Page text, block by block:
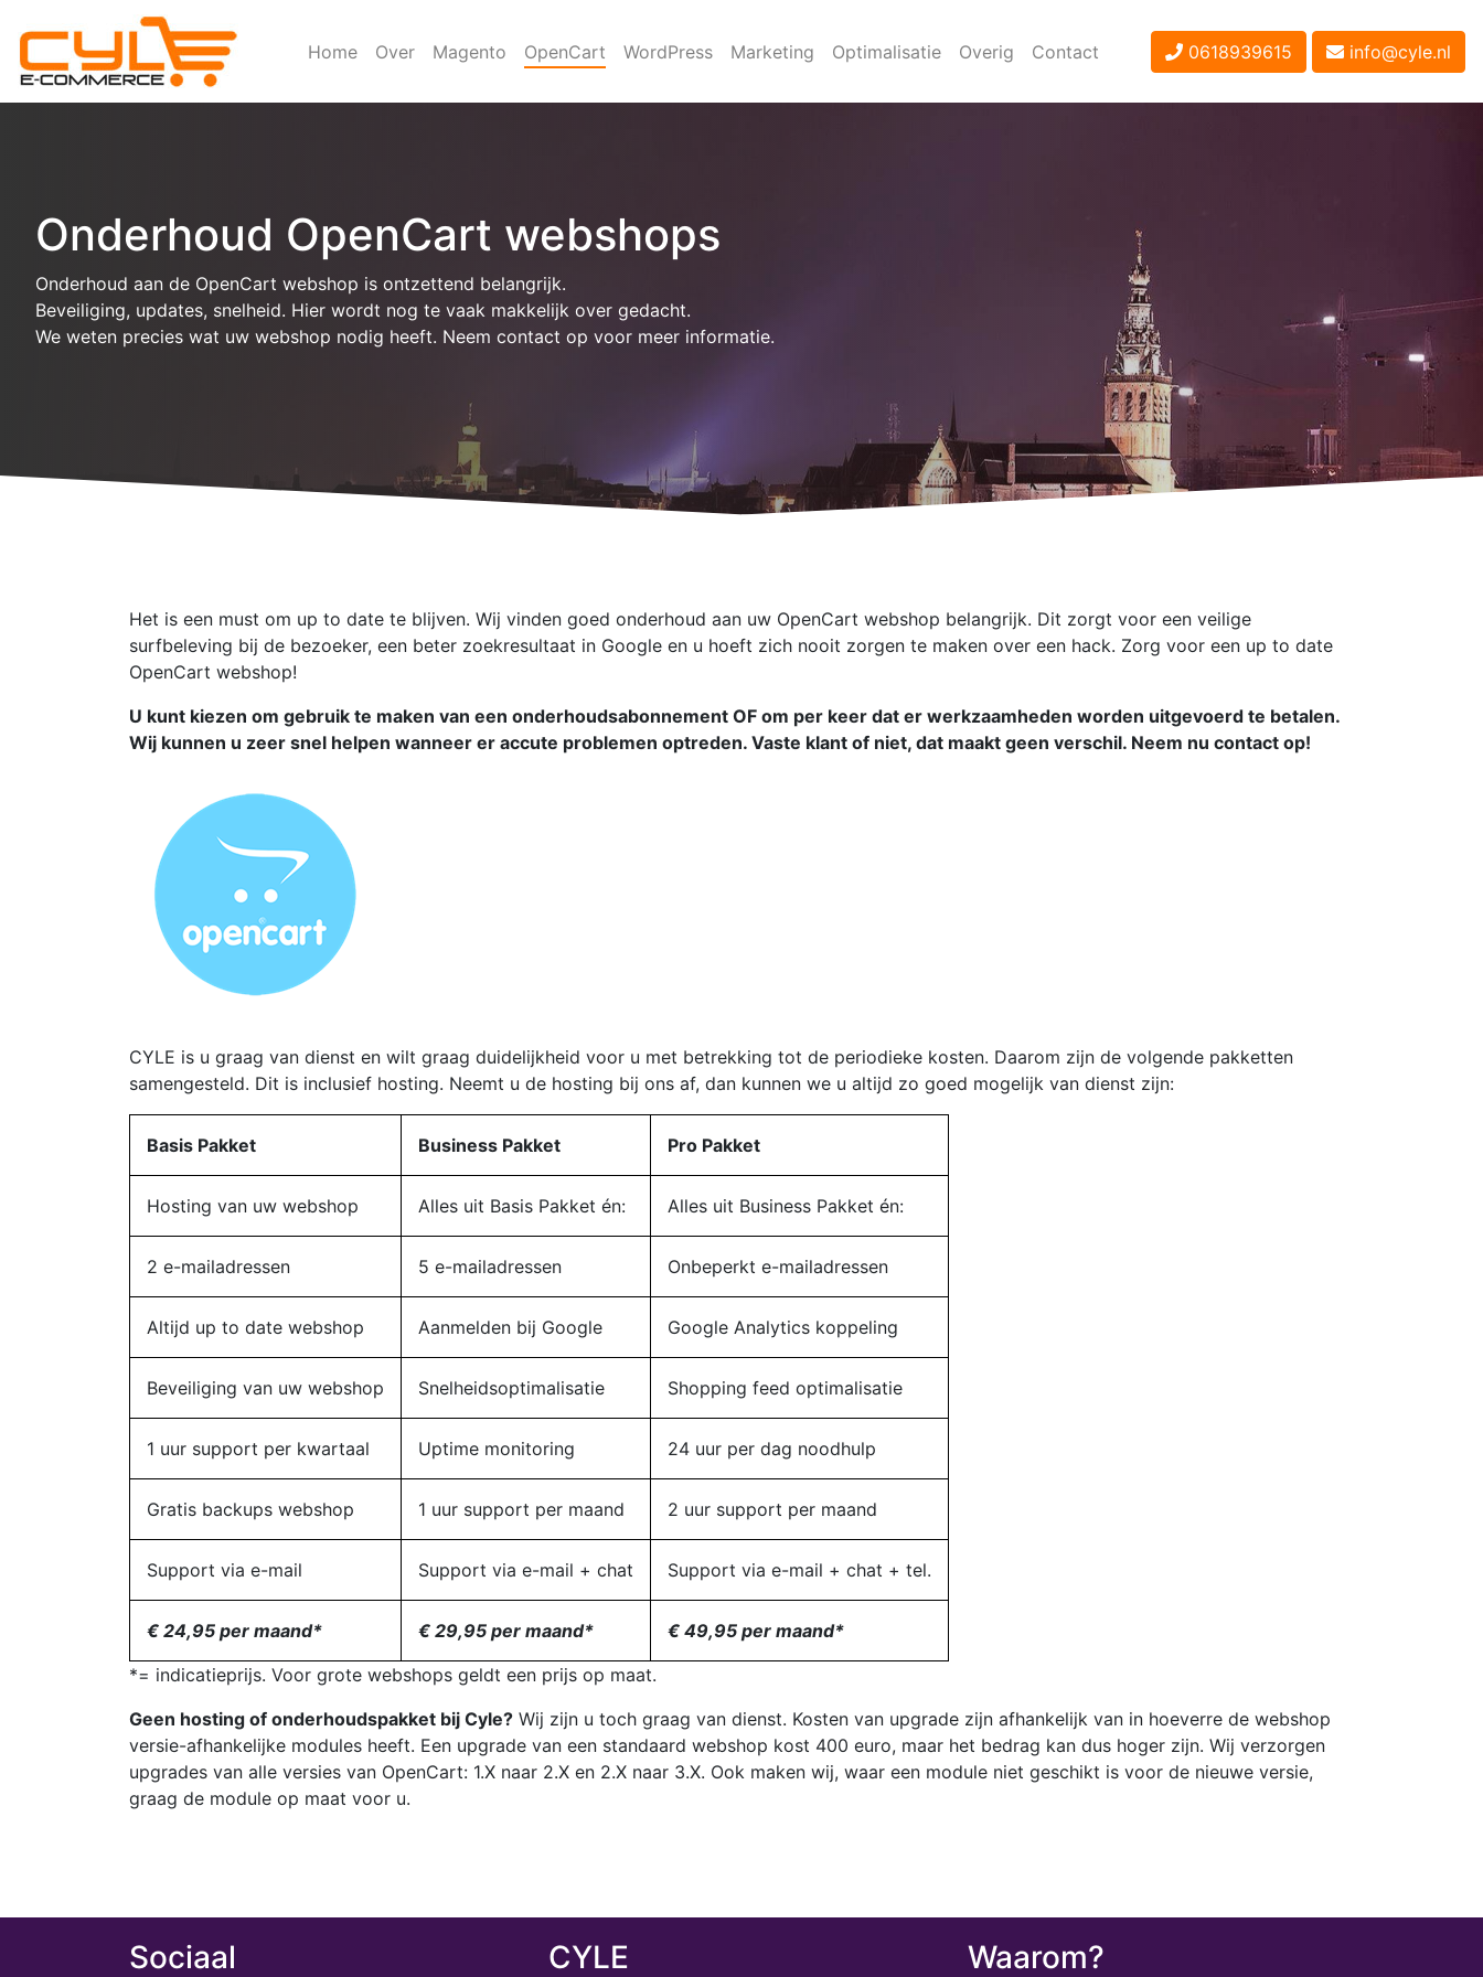
Home Over Magento OpenCart WordPress Marketing Optimalisatie Overig Contact 0618939615 info@cyle.nl
Onderhoud OpenCart webshops
Onderhoud aan de OpenCart webshop is ontzettend belangrijk.
Beveiliging, updates, snelheid. Hier wordt nog te vaak makkelijk over gedacht.
We weten precies wat uw webshop nodig heeft. Neem contact op voor meer informatie.
Het is een must om up to date te blijven. Wij vinden goed onderhoud aan uw OpenCart webshop belangrijk. Dit zorgt voor een veilige
surfbeleving bij de bezoeker, een beter zoekresultaat in Google en u hoeft zich nooit zorgen te maken over een hack. Zorg voor een up to date
OpenCart webshop!
U kunt kiezen om gebruik te maken van een onderhoudsabonnement OF om per keer dat er werkzaamheden worden uitgevoerd te betalen.
Wij kunnen u zeer snel helpen wanneer er accute problemen optreden. Vaste klant of niet, dat maakt geen verschil. Neem nu contact op!
CYLE is u graag van dienst en wilt graag duidelijkheid voor u met betrekking tot de periodieke kosten. Daarom zijn de volgende pakketten
samengesteld. Dit is inclusief hosting. Neemt u de hosting bij ons af, dan kunnen we u altijd zo goed mogelijk van dienst zijn:
Basis Pakket Business Pakket Pro Pakket
Hosting van uw webshop Alles uit Basis Pakket én: Alles uit Business Pakket én:
2 e-mailadressen 5 e-mailadressen Onbeperkt e-mailadressen
Altijd up to date webshop Aanmelden bij Google Google Analytics koppeling
Beveiliging van uw webshop Snelheidsoptimalisatie Shopping feed optimalisatie
1 uur support per kwartaal Uptime monitoring 24 uur per dag noodhulp
Gratis backups webshop 1 uur support per maand 2 uur support per maand
Support via e-mail Support via e-mail + chat Support via e-mail + chat + tel.
€ 24,95 per maand* € 29,95 per maand*
€ 49,95 per maand*
*= indicatieprijs. Voor grote webshops geldt een prijs op maat.
Geen hosting of onderhoudspakket bij Cyle? Wij zijn u toch graag van dienst. Kosten van upgrade zijn afhankelijk van in hoeverre de webshop
versie-afhankelijke modules heeft. Een upgrade van een standaard webshop kost 400 euro, maar het bedrag kan dus hoger zijn. Wij verzorgen
upgrades van alle versies van OpenCart: 1.X naar 2.X en 2.X naar 3.X. Ook maken wij, waar een module niet geschikt is voor de nieuwe versie,
graag de module op maat voor u.
Sociaal CYLE Waarom?